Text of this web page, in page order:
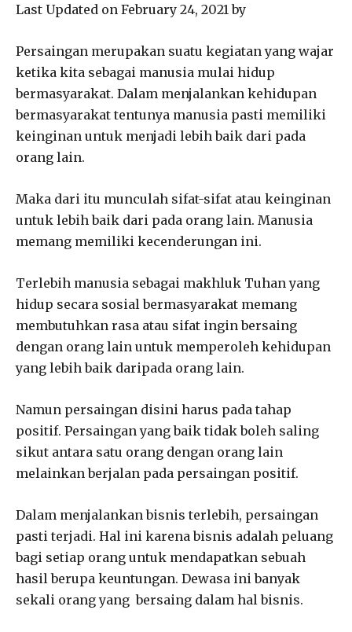
Last Updated on February 24, 2021 by
Persaingan merupakan suatu kegiatan yang wajar
ketika kita sebagai manusia mulai hidup
bermasyarakat. Dalam menjalankan kehidupan
bermasyarakat tentunya manusia pasti memiliki
keinginan untuk menjadi lebih baik dari pada
orang lain.
Maka dari itu munculah sifat-sifat atau keinginan
untuk lebih baik dari pada orang lain. Manusia
memang memiliki kecenderungan ini.
Terlebih manusia sebagai makhluk Tuhan yang
hidup secara sosial bermasyarakat memang
membutuhkan rasa atau sifat ingin bersaing
dengan orang lain untuk memperoleh kehidupan
yang lebih baik daripada orang lain.
Namun persaingan disini harus pada tahap
positif. Persaingan yang baik tidak boleh saling
sikut antara satu orang dengan orang lain
melainkan berjalan pada persaingan positif.
Dalam menjalankan bisnis terlebih, persaingan
pasti terjadi. Hal ini karena bisnis adalah peluang
bagi setiap orang untuk mendapatkan sebuah
hasil berupa keuntungan. Dewasa ini banyak
sekali orang yang bersaing dalam hal bisnis.